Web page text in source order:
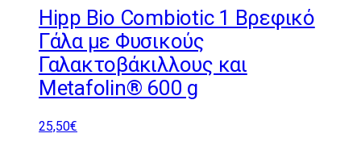
Hipp Bio Combiotic 1 Βρεφικό
Γάλα με Φυσικούς
Γαλακτοβάκιλλους και
Metafolin® 600 g
25,50€